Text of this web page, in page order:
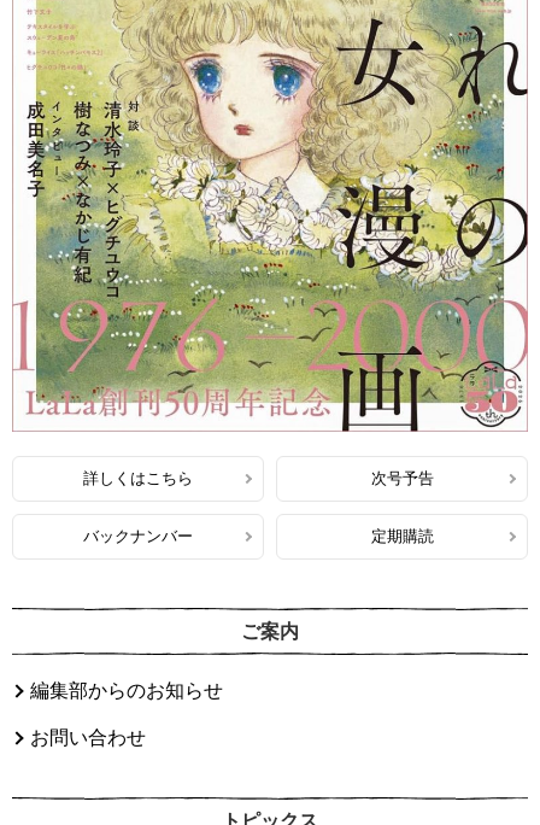
詳しくはこちら 次号予告
バックナンバー 定期購読
ご案内
編集部からのお知らせ
お問い合わせ
トピックス